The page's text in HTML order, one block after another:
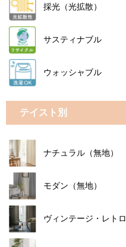
採光（光拡散）
サスティナブル
ウォッシャブル
テイスト別
ナチュラル（無地）
モダン（無地）
ヴィンテージ・レトロ